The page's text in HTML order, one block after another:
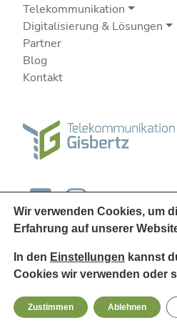
Telekommunikation
Digitalisierung & Lösungen
Partner
Blog
Kontakt
© 2026Telekommunikation
Wir verwenden Cookies, um
Erfahrung auf unserer
In den Einstellungen kannst
Cookies wir verwenden oder
Zustimmen Ablehnen